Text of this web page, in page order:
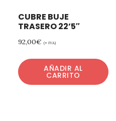
CUBRE BUJE
TRASERO 22’5″
92,00€ (+ IVA)
AÑADIR AL
CARRITO